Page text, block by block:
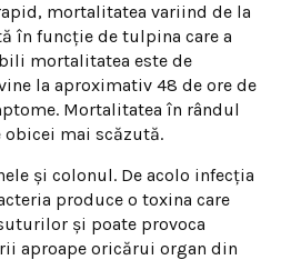
mortalitatea variind de la
în funcție de tulpina care a
mortalitatea este de
la aproximativ 48 de ore de
Mortalitatea în rândul
mai scăzută.
și colonul. De acolo infecția
produce o toxina care
și poate provoca
aproape oricărui organ din